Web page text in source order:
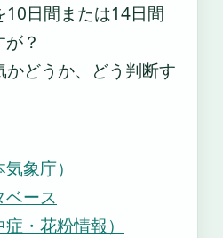
10日間または14日間
？
どうか、どう判断す
象庁）
ベース
・花粉情報）